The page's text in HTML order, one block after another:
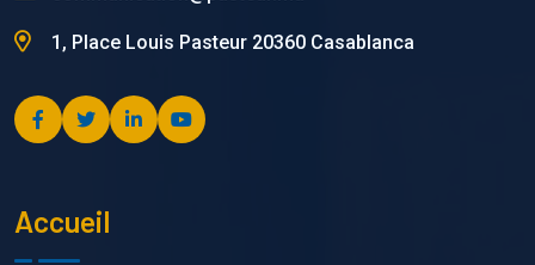
1, Place Louis Pasteur 20360 Casablanca
Accueil